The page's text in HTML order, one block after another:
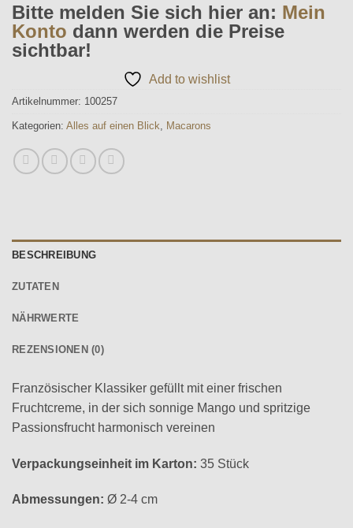
Bitte melden Sie sich hier an: Mein
Konto dann werden die Preise
sichtbar!
Add to wishlist
Artikelnummer: 100257
Kategorien: Alles auf einen Blick Macarons
BESCHREIBUNG
ZUTATEN
NÄHRWERTE
REZENSIONEN (0)
Französischer Klassiker gefüllt mit einer frischen
Fruchtcreme, in der sich sonnige Mango und spritzige
Passionsfrucht harmonisch vereinen
Verpackungseinheit im Karton: 35 Stück
Abmessungen: Ø 2-4 cm